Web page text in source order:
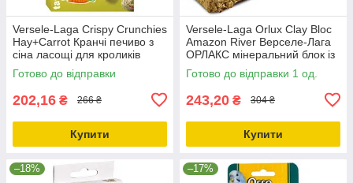
Versele-Laga Crispy Crunchies
Hay+Carrot Кранчі печиво з
сіна ласощі для кроликів
гризунів 75 г
Готово до відправки
202,16 ₴ 266 ₴
Купити
Versele-Laga Orlux Clay Bloc
Amazon River Верселе-Лага
ОРЛАКС мінеральний блок із
глиною для великих папуг
0.55кг
Готово до відправки 1 од.
243,20 ₴ 304 ₴
Купити
–18% –17%